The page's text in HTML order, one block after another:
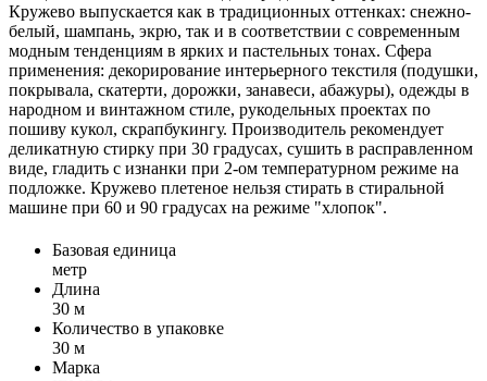
Кружево выпускается как в традиционных оттенках: снежно-
белый, шампань, экрю, так и в соответствии с современным
модным тенденциям в ярких и пастельных тонах. Сфера
применения: декорирование интерьерного текстиля (подушки,
покрывала, скатерти, дорожки, занавеси, абажуры), одежды в
народном и винтажном стиле, рукодельных проектах по
пошиву кукол, скрапбукингу. Производитель рекомендует
деликатную стирку при 30 градусах, сушить в расправленном
виде, гладить с изнанки при 2-ом температурном режиме на
подложке. Кружево плетеное нельзя стирать в стиральной
машине при 60 и 90 градусах на режиме "хлопок".
Базовая единица
метр
Длина
30 м
Количество в упаковке
30 м
Марка